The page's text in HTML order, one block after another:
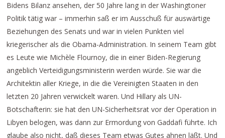
Bidens Bilanz ansehen, der 50 Jahre lang in der Washingtoner
Politik tätig war – immerhin saß er im Ausschuß für auswärtige
Beziehungen des Senats und war in vielen Punkten viel
kriegerischer als die Obama-Administration. In seinem Team gibt
es Leute wie Michèle Flournoy, die in einer Biden-Regierung
angeblich Verteidigungsministerin werden würde. Sie war die
Architektin aller Kriege, in die die Vereinigten Staaten in den
letzten 20 Jahren verwickelt waren. Und Hillary als UN-
Botschafterin: sie hat den UN-Sicherheitsrat vor der Operation in
Libyen belogen, was dann zur Ermordung von Gaddafi führte. Ich
glaube also nicht, daß dieses Team etwas Gutes ahnen läßt. Und